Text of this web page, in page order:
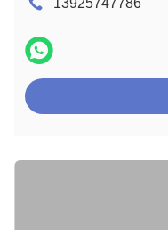
13925747786